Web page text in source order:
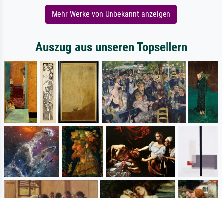
Mehr Werke von Unbekannt anzeigen
Auszug aus unseren Topsellern